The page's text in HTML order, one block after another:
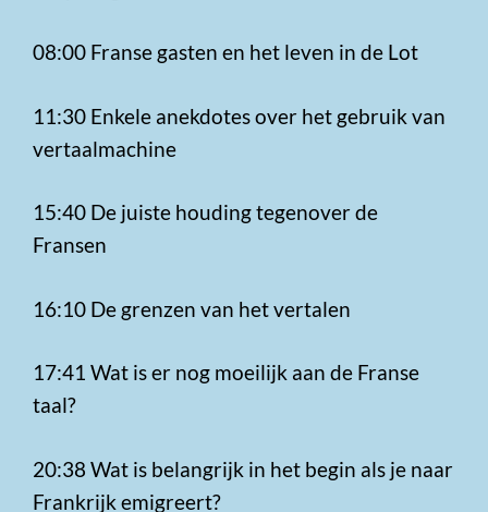
08:00 Franse gasten en het leven in de Lot
11:30 Enkele anekdotes over het gebruik van
vertaalmachine
15:40 De juiste houding tegenover de
Fransen
16:10 De grenzen van het vertalen
17:41 Wat is er nog moeilijk aan de Franse
taal?
20:38 Wat is belangrijk in het begin als je naar
Frankrijk emigreert?